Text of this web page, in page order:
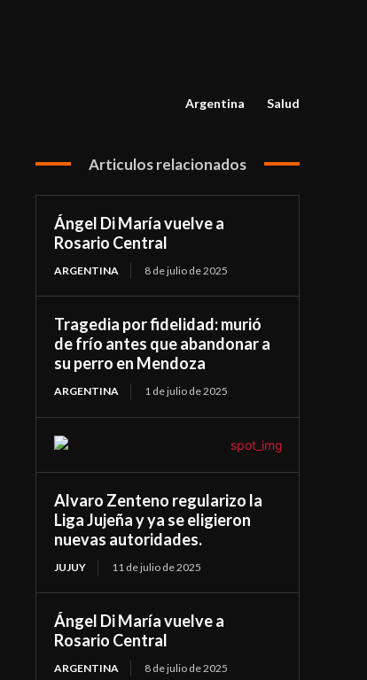
Argentina Salud
Articulos relacionados
Ángel Di María vuelve a
Rosario Central
ARGENTINA 8 de julio de 2025
Tragedia por fidelidad: murió
de frío antes que abandonar a
su perro en Mendoza
ARGENTINA 1 de julio de 2025
Alvaro Zenteno regularizo la
Liga Jujeña y ya se eligieron
nuevas autoridades.
JUJUY 11 de julio de 2025
Ángel Di María vuelve a
Rosario Central
ARGENTINA 8 de julio de 2025